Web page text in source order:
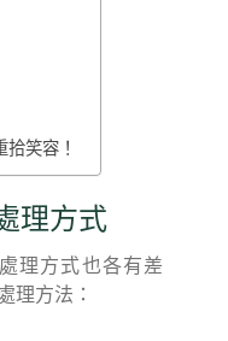
笑容！
理方式
理方式也各有差
理方法：